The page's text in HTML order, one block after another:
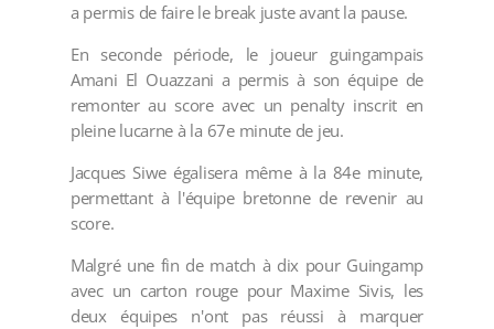
a permis de faire le break juste avant la pause.
En seconde période, le joueur guingampais
Amani El Ouazzani a permis à son équipe de
remonter au score avec un penalty inscrit en
pleine lucarne à la 67e minute de jeu.
Jacques Siwe égalisera même à la 84e minute,
permettant à l'équipe bretonne de revenir au
score.
Malgré une fin de match à dix pour Guingamp
avec un carton rouge pour Maxime Sivis, les
deux équipes n'ont pas réussi à marquer